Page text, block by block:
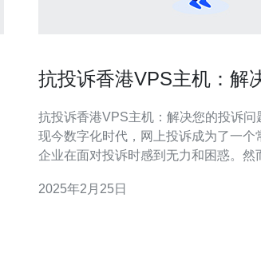
抗投诉香港VPS主机：解
抗投诉香港VPS主机：解决您的投诉问题
现今数字化时代，网上投诉成为了一个
企业在面对投诉时感到无力和困惑。然
诉问题。 抗投诉香港VPS主机是一种基于虚拟化技术的虚
2025年2月25日